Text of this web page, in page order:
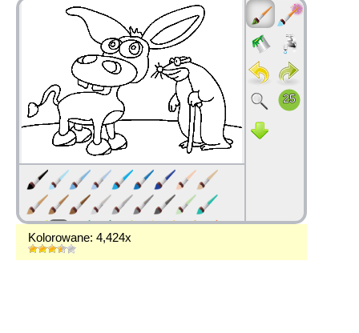
Kolorowane: 4,424x